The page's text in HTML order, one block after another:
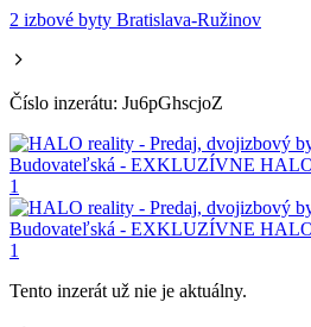
2 izbové byty Bratislava-Ružinov
Číslo inzerátu: Ju6pGhscjoZ
Tento inzerát už nie je aktuálny.